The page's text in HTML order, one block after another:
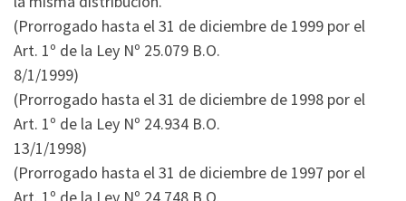
(Prorrogado hasta el 31 de diciembre de 1999 por el
Art. 1º de la Ley Nº 25.079 B.O.
8/1/1999)
(Prorrogado hasta el 31 de diciembre de 1998 por el
Art. 1º de la Ley Nº 24.934 B.O.
13/1/1998)
(Prorrogado hasta el 31 de diciembre de 1997 por el